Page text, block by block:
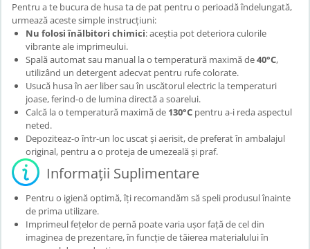
Pentru a te bucura de husa ta de pat pentru o perioadă îndelungată,
urmează aceste simple instrucțiuni:
Nu folosi înălbitori chimici: aceștia pot deteriora culorile
vibrante ale imprimeului.
Spală automat sau manual la o temperatură maximă de40°C,
utilizând un detergent adecvat pentru rufe colorate.
Usucă husa în aer liber sau în uscătorul electric la temperaturi
joase, ferind-o de lumina directă a soarelui.
Calcă la o temperatură maximă de 130°C pentru a-i reda aspectul
neted.
Depoziteaz-o într-un loc uscat și aerisit, de preferat în ambalajul
original, pentru a o proteja de umezeală și praf.
Informații Suplimentare
Pentru o igienă optimă, îți recomandăm să speli produsul înainte
de prima utilizare.
Imprimeul fețelor de pernă poate varia ușor față de cel din
imaginea de prezentare, în funcție de tăierea materialului în